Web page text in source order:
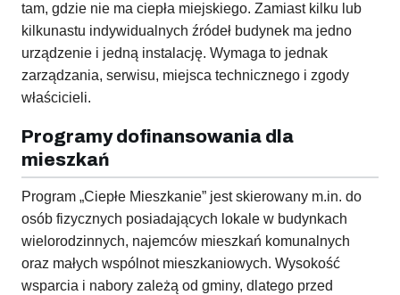
tam, gdzie nie ma ciepła miejskiego. Zamiast kilku lub
kilkunastu indywidualnych źródeł budynek ma jedno
urządzenie i jedną instalację. Wymaga to jednak
zarządzania, serwisu, miejsca technicznego i zgody
właścicieli.
Programy dofinansowania dla
mieszkań
Program „Ciepłe Mieszkanie” jest skierowany m.in. do
osób fizycznych posiadających lokale w budynkach
wielorodzinnych, najemców mieszkań komunalnych
oraz małych wspólnot mieszkaniowych. Wysokość
wsparcia i nabory zależą od gminy, dlatego przed